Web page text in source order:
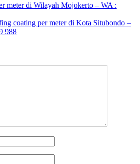
meter di Wilayah Mojokerto – WA :
coating per meter di Kota Situbondo –
988